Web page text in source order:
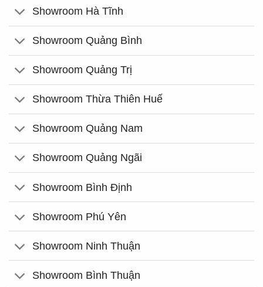
Showroom Hà Tĩnh
Showroom Quảng Bình
Showroom Quảng Trị
Showroom Thừa Thiên Huế
Showroom Quảng Nam
Showroom Quảng Ngãi
Showroom Bình Định
Showroom Phú Yên
Showroom Ninh Thuận
Showroom Bình Thuận